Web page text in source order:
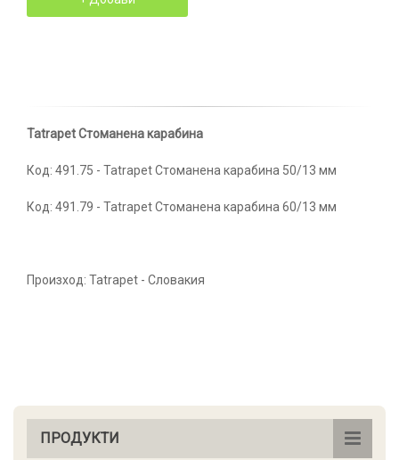
Tatrapet Стоманена карабина
Код: 491.75 - Tatrapet Стоманена карабина 50/13 мм
Код: 491.79 - Tatrapet Стоманена карабина 60/13 мм
Произход: Tatrapet - Словакия
ПРОДУКТИ